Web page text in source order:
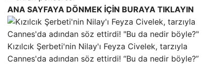
ANA SAYFAYA DÖNMEK İÇİN BURAYA TIKLAYIN
Kızılcık Şerbeti'nin Nilay'ı Feyza Civelek, tarzıyla
Cannes'da adından söz ettirdi! “Bu da nedir böyle?”